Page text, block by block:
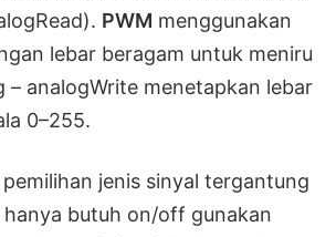
PWM menggunakan
lebar beragam untuk meniru
– analogWrite menetapkan lebar
0–255.
jenis sinyal tergantung
hanya butuh on/off gunakan